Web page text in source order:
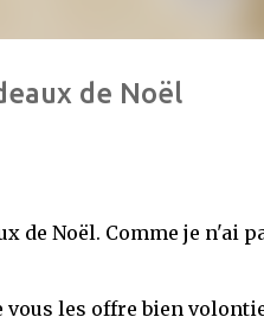
de Noël
de Noël. Comme je n'ai
vous les offre bien